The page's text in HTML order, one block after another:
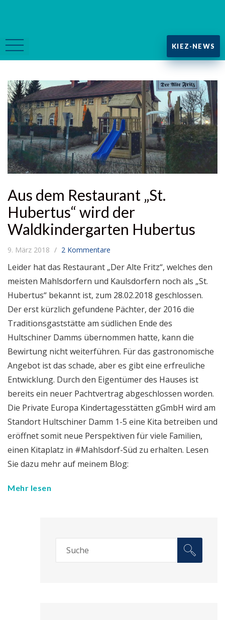
KIEZ-NEWS
Aus dem Restaurant „St.
Hubertus“ wird der
Waldkindergarten Hubertus
9. März 2018 2 Kommentare
Leider hat das Restaurant „Der Alte Fritz“, welches den
meisten Mahlsdorfern und Kaulsdorfern noch als „St.
Hubertus“ bekannt ist, zum 28.02.2018 geschlossen.
Der erst kürzlich gefundene Pächter, der 2016 die
Traditionsgaststätte am südlichen Ende des
Hultschiner Damms übernommen hatte, kann die
Bewirtung nicht weiterführen. Für das gastronomische
Angebot ist das schade, aber es gibt eine erfreuliche
Entwicklung. Durch den Eigentümer des Hauses ist
bereits ein neuer Pachtvertrag abgeschlossen worden.
Die Private Europa Kindertagesstätten gGmbH wird am
Standort Hultschiner Damm 1-5 eine Kita betreiben und
eröffnet somit neue Perspektiven für viele Familien,
einen Kitaplatz in #Mahlsdorf-Süd zu erhalten. Lesen
Sie dazu mehr auf meinem Blog:
Mehr lesen